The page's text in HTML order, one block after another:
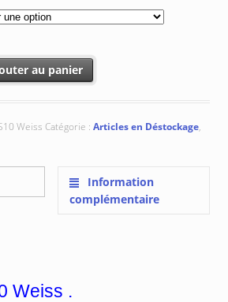
Weiss
au panier
Weiss Catégorie : Articles en Déstockage,
Information
complémentaire
Weiss .